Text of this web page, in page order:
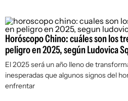
Horóscopo Chino: cuáles son los
peligro en 2025, según Ludovica
El 2025 será un año lleno de
inesperadas que algunos signos del
enfrentar